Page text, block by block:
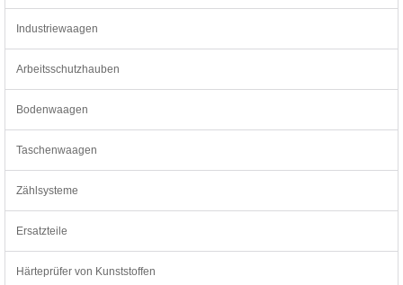
Industriewaagen
Arbeitsschutzhauben
Bodenwaagen
Taschenwaagen
Zählsysteme
Ersatzteile
Härteprüfer von Kunststoffen